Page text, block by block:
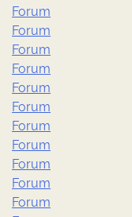
Forum
Forum
Forum
Forum
Forum
Forum
Forum
Forum
Forum
Forum
Forum